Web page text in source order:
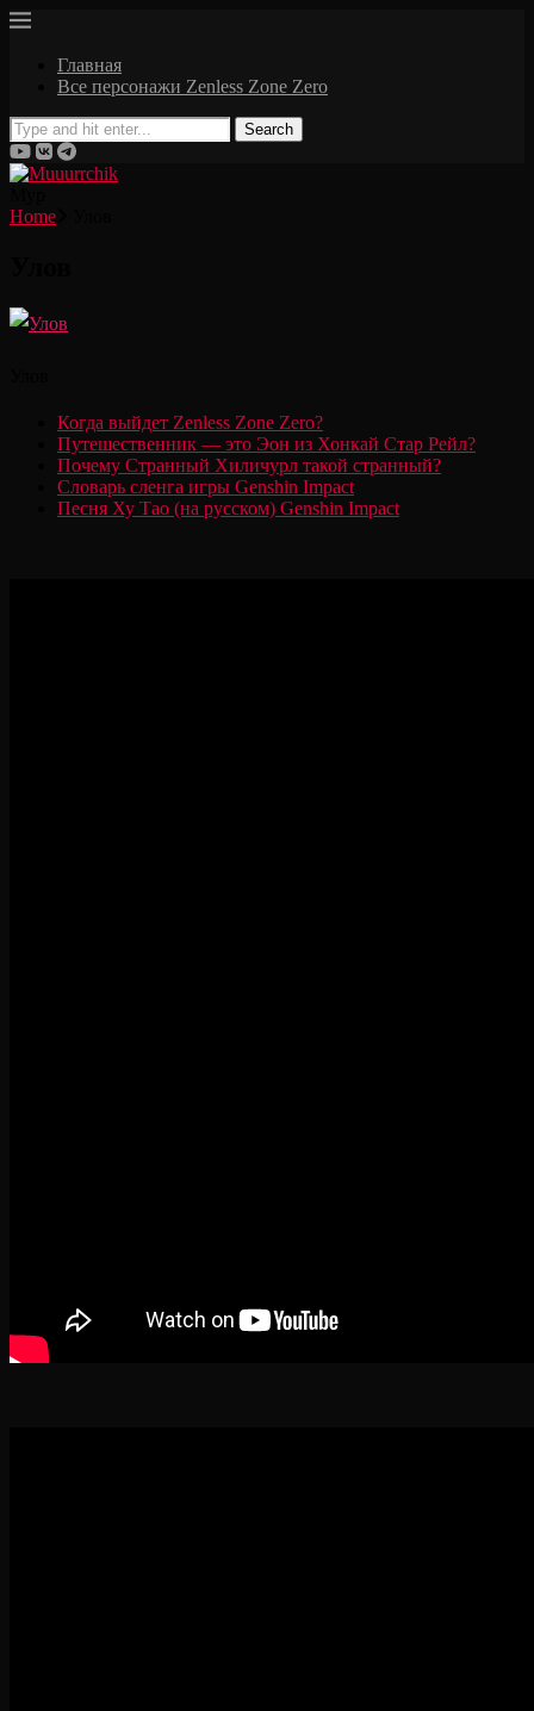
Главная
Все персонажи Zenless Zone Zero
Search
Home
Когда выйдет Zenless Zone Zero?
Путешественник — это Эон из Хонкай Стар Рейл?
Почему Странный Хиличурл такой странный?
Словарь сленга игры Genshin Impact
Песня Ху Тао (на русском) Genshin Impact